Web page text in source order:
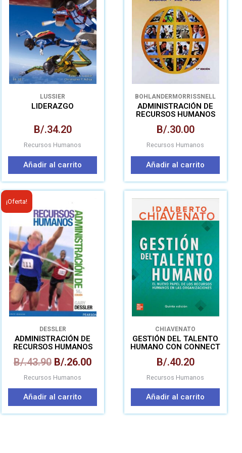
LUSSIER
LIDERAZGO
B/.34.20
Recursos Humanos
Añadir al carrito
BOHLANDER MORRISSNELL
ADMINISTRACIÓN DE
RECURSOS HUMANOS
B/.30.00
Recursos Humanos
Añadir al carrito
¡Oferta!
DESSLER
ADMINISTRACIÓN DE
RECURSOS HUMANOS
B/.43.90
precio
original
era:
B/.43.90.
B/.26.00
Recursos Humanos
Añadir al carrito
CHIAVENATO
GESTIÓN DEL TALENTO
HUMANO CON CONNECT
B/.40.20
Recursos Humanos
Añadir al carrito